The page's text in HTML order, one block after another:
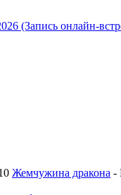
(Запись онлайн-
Жемчужина дракона -